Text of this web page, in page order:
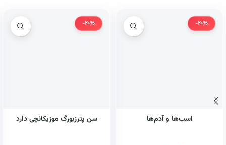
-20%
اسب‌ها و آدم‌ها
-20%
سن پترزبورگ موزیکانچی دارد